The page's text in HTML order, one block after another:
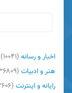
وبلاگهای بروز شده
فهرست وبلاگها
گزارش تخلف
اخبار و رسانه (۱۰۰۴۱)
هنر و ادبیات (۳۶۸۰۹)
رایانه و اینترنت (۱۲۶۰۶)